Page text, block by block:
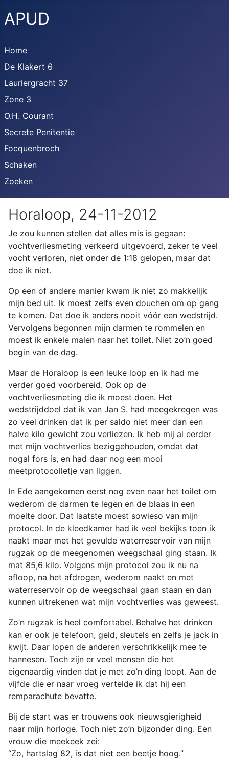
APUD
Home
De Klakert 6
Lauriergracht 37
Zone 3
O.H. Courant
Secrete Penitentie
Focquenbroch
Schaken
Zoeken
Horaloop, 24-11-2012
Je zou kunnen stellen dat alles mis is gegaan:
vochtverliesmeting verkeerd uitgevoerd, zeker te veel
vocht verloren, niet onder de 1:18 gelopen, maar dat
doe ik niet.
Op een of andere manier kwam ik niet zo makkelijk
mijn bed uit. Ik moest zelfs even douchen om op gang
te komen. Dat doe ik anders nooit vóór een wedstrijd.
Vervolgens begonnen mijn darmen te rommelen en
moest ik enkele malen naar het toilet. Niet zo’n goed
begin van de dag.
Maar de Horaloop is een leuke loop en ik had me
verder goed voorbereid. Ook op de
vochtverliesmeting die ik moest doen. Het
wedstrijddoel dat ik van Jan S. had meegekregen was
zo veel drinken dat ik per saldo niet meer dan een
halve kilo gewicht zou verliezen. Ik heb mij al eerder
met mijn vochtverlies beziggehouden, omdat dat
nogal fors is, en had daar nog een mooi
meetprotocolletje van liggen.
In Ede aangekomen eerst nog even naar het toilet om
wederom de darmen te legen en de blaas in een
moeite door. Dat laatste moest sowieso van mijn
protocol. In de kleedkamer had ik veel bekijks toen ik
naakt maar met het gevulde waterreservoir van mijn
rugzak op de meegenomen weegschaal ging staan. Ik
mat 85,6 kilo. Volgens mijn protocol zou ik nu na
afloop, na het afdrogen, wederom naakt en met
waterreservoir op de weegschaal gaan staan en dan
kunnen uitrekenen wat mijn vochtverlies was geweest.
Zo’n rugzak is heel comfortabel. Behalve het drinken
kan er ook je telefoon, geld, sleutels en zelfs je jack in
kwijt. Daar lopen de anderen verschrikkelijk mee te
hannesen. Toch zijn er veel mensen die het
eigenaardig vinden dat je met zo’n ding loopt. Aan de
vijfde die er naar vroeg vertelde ik dat hij een
remparachute bevatte.
Bij de start was er trouwens ook nieuwsgierigheid
naar mijn horloge. Toch niet zo’n bijzonder ding. Een
vrouw die meekeek zei:
“Zo, hartslag 82, is dat niet een beetje hoog.”